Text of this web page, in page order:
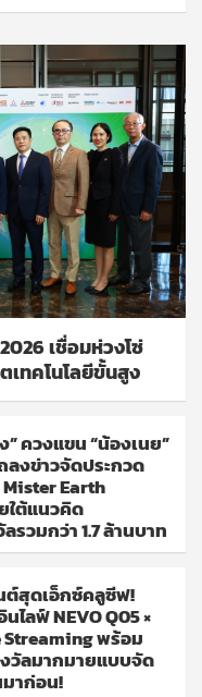
เชื่อมห่วงโซ่
ทคโนโลยีขั้นสูง
ควงแขน “น้องเนย”
งข่าวจัดประกวด
Mister Earth
ใต้แนวคิด
รวมกว่า 1.7 ล้านบาท
ต์สุดเอ็กซ์คลูซีฟ!
ลฟ์ NEVO Q05 ×
Streaming พร้อม
วัลมากมายแบบจัด
มาก่อน!